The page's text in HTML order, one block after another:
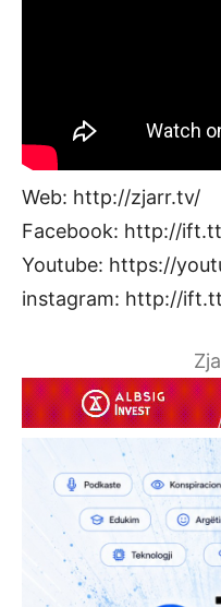
Web: http://zjarr.tv/
Facebook: http://
Youtube: https://
instagram: http://